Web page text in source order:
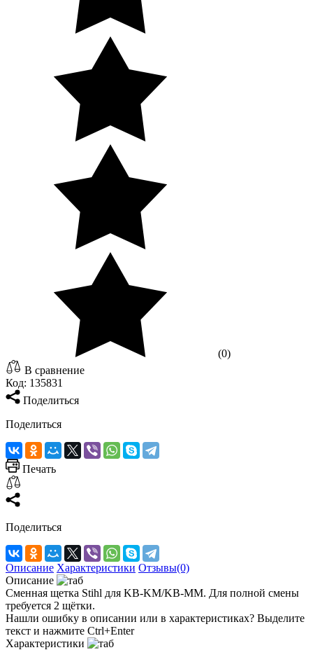
(0)
В сравнение
Код: 135831
Поделиться
Поделиться
Печать
Поделиться
Описание Характеристики Отзывы(0)
Описание
Сменная щетка Stihl для KB-KM/KB-MM. Для полной смены
требуется 2 щётки.
Нашли ошибку в описании или в характеристиках? Выделите
текст и нажмите Ctrl+Enter
Характеристики